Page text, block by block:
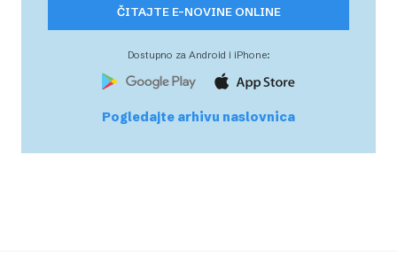
ČITAJTE E-NOVINE ONLINE
Dostupno za Android i iPhone:
Pogledajte arhivu naslovnica